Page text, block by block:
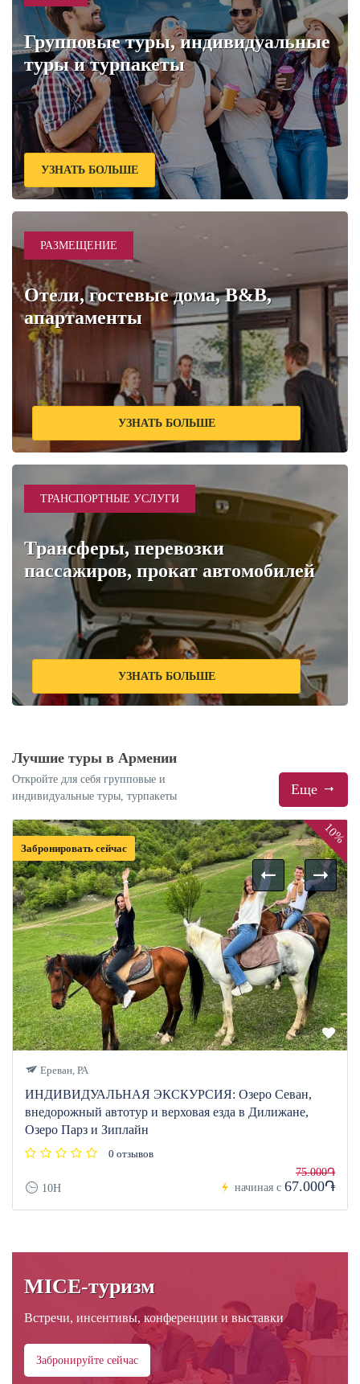
Групповые туры, индивидуальные
туры и турпакеты
УЗНАТЬ БОЛЬШЕ
РАЗМЕЩЕНИЕ
Отели, гостевые дома, B&B,
апартаменты
УЗНАТЬ БОЛЬШЕ
ТРАНСПОРТНЫЕ УСЛУГИ
Трансферы, перевозки
пассажиров, прокат автомобилей
УЗНАТЬ БОЛЬШЕ
Лучшие туры в Армении
Еще
Откройте для себя групповые и
индивидуальные туры, турпакеты
Забронировать сейчас
10%
Ереван, РА
ИНДИВИДУАЛЬНАЯ ЭКСКУРСИЯ: Озеро Севан,
внедорожный автотур и верховая езда в Дилижане,
Озеро Парз и Зиплайн
0 отзывов
10H начиная с
75.000֏
67.000֏
MICE-туризм
Встречи, инсентивы, конференции и выставки
Забронируйте сейчас